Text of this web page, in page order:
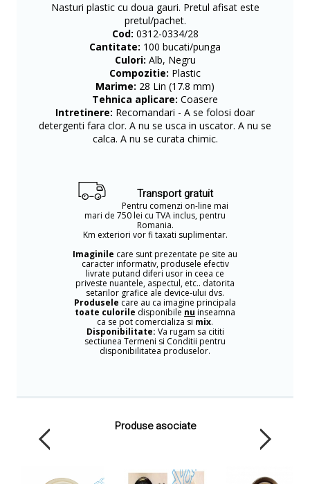
Nasturi plastic cu doua gauri. Pretul afisat este
pretul/pachet.
Cod: 0312-0334/28
Cantitate: 100 bucati/punga
Culori: Alb, Negru
Compozitie: Plastic
Marime: 28 Lin (17.8 mm)
Tehnica aplicare: Coasere
Intretinere: Recomandari - A se folosi doar
detergenti fara clor. A nu se usca in uscator. A nu se
calca. A nu se curata chimic.
Transport gratuit
Pentru comenzi on-line mai
mari de 750 lei cu TVA inclus, pentru
Romania.
Km exteriori vor fi taxati suplimentar.
Imaginile care sunt prezentate pe site au
caracter informativ, produsele efectiv
livrate putand diferi usor in ceea ce
priveste nuantele, aspectul, etc.. datorita
setarilor grafice ale device-ului dvs.
Produsele care au ca imagine principala
toate culorile disponibile nu inseamna
ca se pot comercializa si mix.
Disponibilitate: Va rugam sa cititi
sectiunea Termeni si Conditii pentru
disponibilitatea produselor.
Produse asociate